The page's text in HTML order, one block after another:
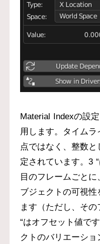
Material Indexの設
用します。タイム
点ではなく、整数と
定されています。3
目のフレームごと
ブジェクトの可視
ます（ただし、そ
“はオフセット値で
クトのバリエーシ